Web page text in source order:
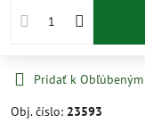
Pridať k Obľúbeným
Obj. číslo: 23593